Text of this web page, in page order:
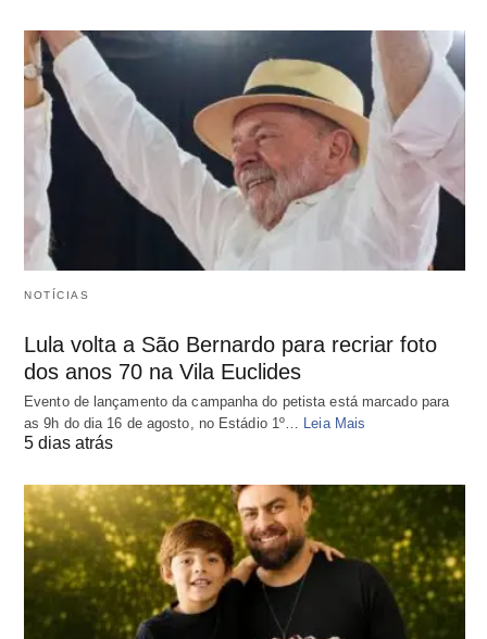
NOTÍCIAS
Lula volta a São Bernardo para recriar foto
dos anos 70 na Vila Euclides
Evento de lançamento da campanha do petista está marcado para
as 9h do dia 16 de agosto, no Estádio 1º… Leia Mais
5 dias atrás